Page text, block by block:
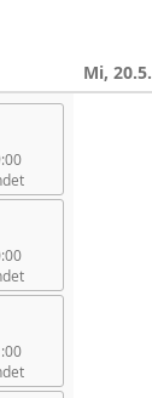
Mi, 20.5.